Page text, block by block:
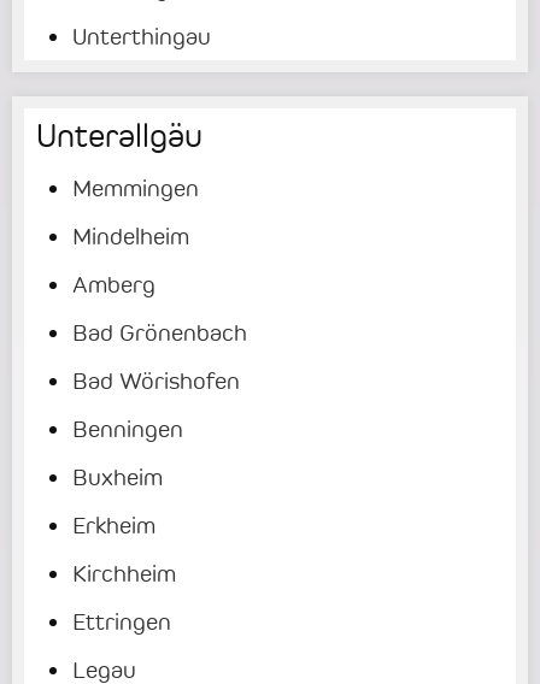
Unterthingau
Unterallgäu
Memmingen
Mindelheim
Amberg
Bad Grönenbach
Bad Wörishofen
Benningen
Buxheim
Erkheim
Kirchheim
Ettringen
Legau